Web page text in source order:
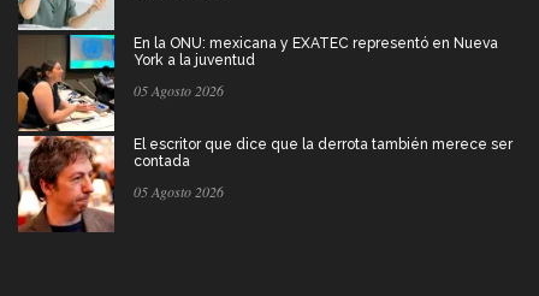
En la ONU: mexicana y EXATEC representó en Nueva
York a la juventud
05 Agosto 2026
El escritor que dice que la derrota también merece ser
contada
05 Agosto 2026